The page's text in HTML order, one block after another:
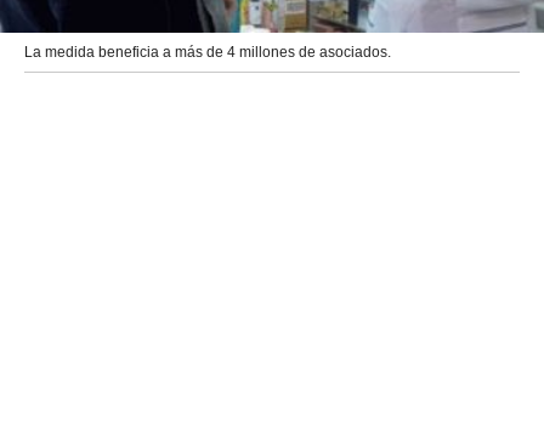
La medida beneficia a más de 4 millones de asociados.